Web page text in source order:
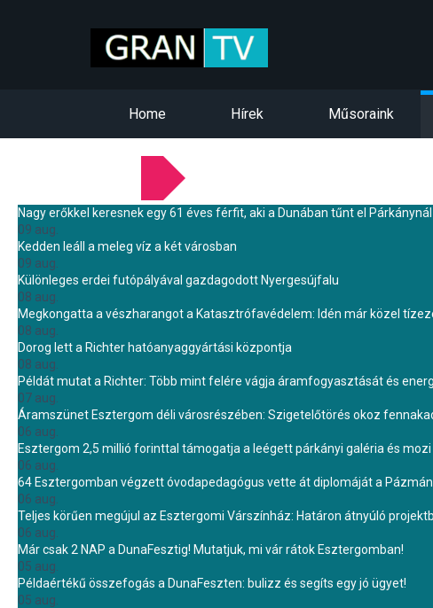
Home Hírek Műsoraink
Nagy erőkkel keresnek egy 61 éves férfit, aki a Dunában tűnt el Párkánynál
09 aug.
Kedden leáll a meleg víz a két városban
09 aug.
Különleges erdei futópályával gazdagodott Nyergesújfalu
08 aug.
Megkongatta a vészharangot a Katasztrófavédelem: Idén már közel
08 aug.
Dorog lett a Richter hatóanyaggyártási központja
08 aug.
Példát mutat a Richter: Több mint felére vágja áramfogyasztását és
07 aug.
Áramszünet Esztergom déli városrészében: Szigetelőtörés okoz
06 aug.
Esztergom 2,5 millió forinttal támogatja a leégett párkányi galéria és
06 aug.
64 Esztergomban végzett óvodapedagógus vette át diplomáját a
06 aug.
Teljes körűen megújul az Esztergomi Várszínház: Határon átnyúló
06 aug.
Már csak 2 NAP a DunaFesztig! Mutatjuk, mi vár rátok Esztergomban!
05 aug.
Példaértékű összefogás a DunaFeszten: bulizz és segíts egy jó ügyet!
05 aug.